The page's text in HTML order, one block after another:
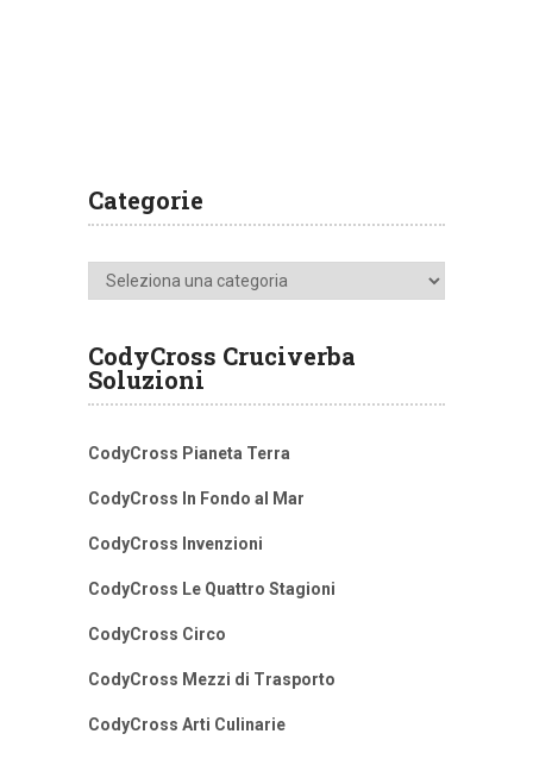
Categorie
Categorie
CodyCross Cruciverba
Soluzioni
CodyCross Pianeta Terra
CodyCross In Fondo al Mar
CodyCross Invenzioni
CodyCross Le Quattro Stagioni
CodyCross Circo
CodyCross Mezzi di Trasporto
CodyCross Arti Culinarie